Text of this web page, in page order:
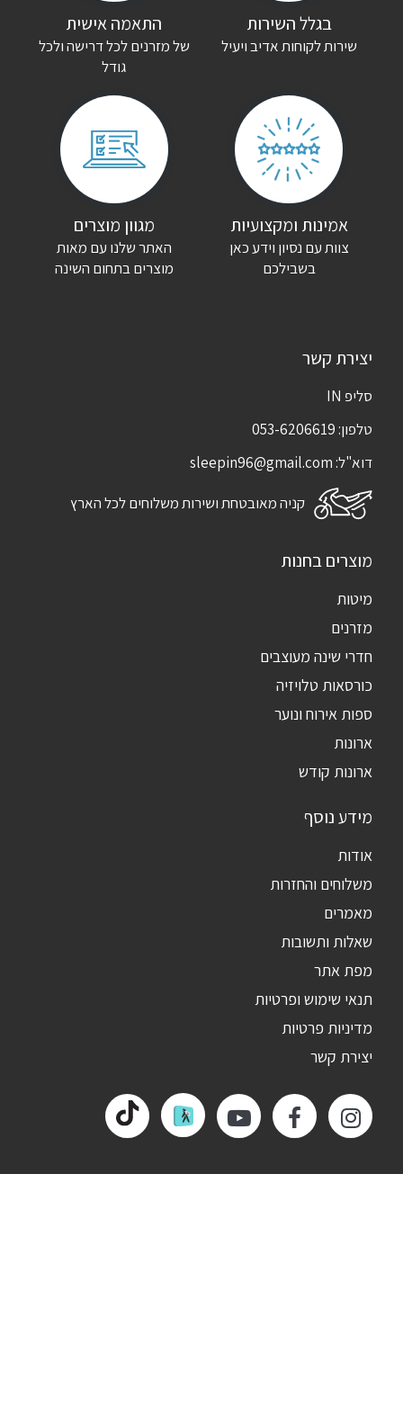
שמור בדפדפן זה את השם, האימייל והאתר שלי לפעם הבאה שאגיב.
בגלל השירות
שירות לקוחות אדיב ויעיל
התאמה אישית
של מזרנים לכל דרישה ולכל
גודל
אמינות ומקצועיות
צוות עם נסיון וידע כאן
בשבילכם
מגוון מוצרים
האתר שלנו עם מאות
מוצרים בתחום השינה
יצירת קשר
סליפ IN
טלפון:053-6206619
דוא"ל:sleepin96@gmail.com
קניה מאובטחת ושירות משלוחים לכל הארץ
מוצרים בחנות
מיטות
מזרנים
חדרי שינה מעוצבים
כורסאות טלויזיה
ספות אירוח ונוער
ארונות
ארונות קודש
מידע נוסף
אודות
משלוחים והחזרות
מאמרים
שאלות ותשובות
מפת אתר
תנאי שימוש ופרטיות
מדיניות פרטיות
יצירת קשר